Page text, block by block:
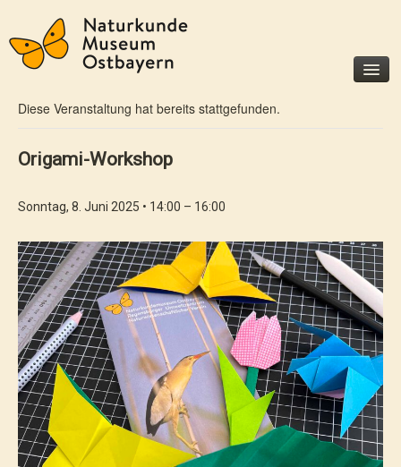
Besucherinfo
Förderer und Partner
Ausstellungen
Dauerausstellungen
Sonderausstellungen
Veranstaltungen
Für Kinder
Vorträge, Musik & Literatur
« Alle Veranstaltungen
Diese Veranstaltung hat bereits stattgefunden.
Origami-Workshop
Sonntag, 8. Juni 2025 • 14:00 – 16:00